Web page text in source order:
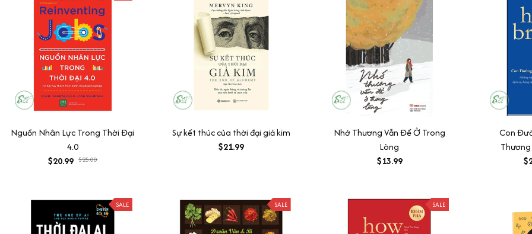
Nguồn Nhân Lực Trong Thời Đại
4.0
$20.99 $25.00
Sự kết thúc của thời đại giả kim
$21.99
Nhớ Thương Vẫn Để Ở Trong
Lòng
$13.99
Con
SALE SALE SALE